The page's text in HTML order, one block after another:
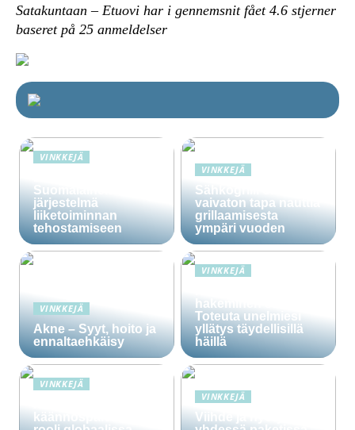
Satakuntaan – Etuovi har i gennemsnit fået 4.6 stjerner
baseret på 25 anmeldelser
VINKKEJÄ
Suomalainen CRM-
järjestelmä
liiketoiminnan
tehostamiseen
VINKKEJÄ
Sähkögrilli on
vaivaton tapa nauttia
grillaamisesta
ympäri vuoden
VINKKEJÄ
Akne – Syyt, hoito ja
ennaltaehkäisy
VINKKEJÄ
hakeminen salassa –
Toteuta unelmiesi
yllätys täydellisillä
häillä
VINKKEJÄ
käännöspalvelujen
VINKKEJÄ
Viihde ja hyöty